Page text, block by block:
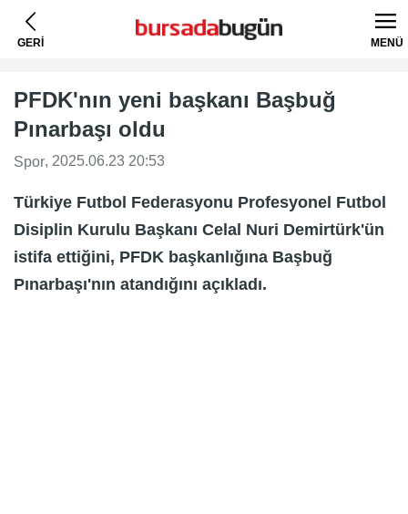
GERİ MENÜ
PFDK'nın yeni başkanı Başbuğ
Pınarbaşı oldu
Spor, 2025.06.23 20:53
Türkiye Futbol Federasyonu Profesyonel Futbol
Disiplin Kurulu Başkanı Celal Nuri Demirtürk'ün
istifa ettiğini, PFDK başkanlığına Başbuğ
Pınarbaşı'nın atandığını açıkladı.